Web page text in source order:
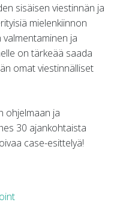
sisäisen viestinnän ja
mielenkiinnon
ja
on tärkeää saada
omat viestinnälliset
ohjelmaan ja
30 ajankohtaista
case-esittelyä!